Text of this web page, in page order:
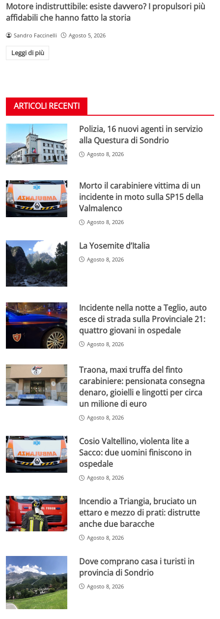
Motore indistruttibile: esiste davvero? I propulsori più
affidabili che hanno fatto la storia
Sandro Faccinelli Agosto 5, 2026
Leggi di più
ARTICOLI RECENTI
Polizia, 16 nuovi agenti in servizio
alla Questura di Sondrio
Agosto 8, 2026
Morto il carabiniere vittima di un
incidente in moto sulla SP15 della
Valmalenco
Agosto 8, 2026
La Yosemite d’Italia
Agosto 8, 2026
Incidente nella notte a Teglio, auto
esce di strada sulla Provinciale 21:
quattro giovani in ospedale
Agosto 8, 2026
Traona, maxi truffa del finto
carabiniere: pensionata consegna
denaro, gioielli e lingotti per circa
un milione di euro
Agosto 8, 2026
Cosio Valtellino, violenta lite a
Sacco: due uomini finiscono in
ospedale
Agosto 8, 2026
Incendio a Triangia, bruciato un
ettaro e mezzo di prati: distrutte
anche due baracche
Agosto 8, 2026
Dove comprano casa i turisti in
provincia di Sondrio
Agosto 8, 2026